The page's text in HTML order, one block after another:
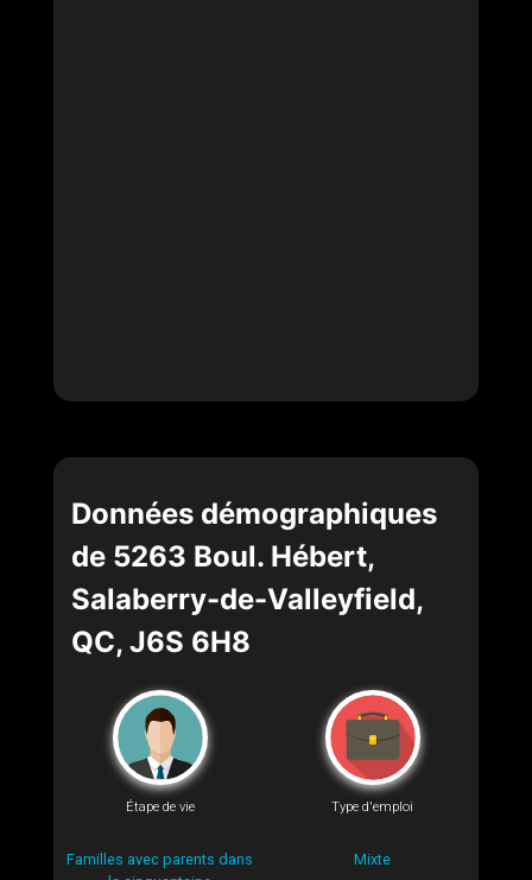
Données démographiques
de 5263 Boul. Hébert,
Salaberry-de-Valleyfield,
QC, J6S 6H8
Étape de vie
Familles avec parents dans
Type d'emploi
Mixte